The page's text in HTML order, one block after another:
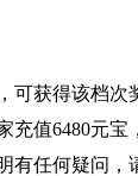
可获得该档次
充值6480元宝
有任何疑问，